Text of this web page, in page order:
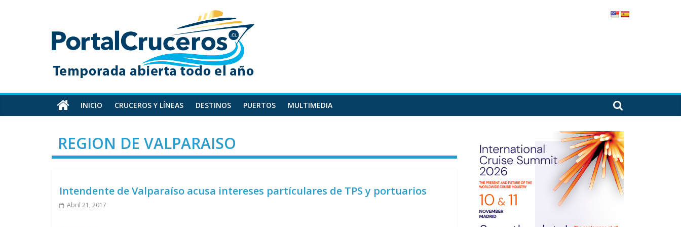
PortalCruceros
Toda
información
cruceros
en
un
sitio
INICIO CRUCEROS Y LÍNEAS DESTINOS PUERTOS MULTIMEDIA
REGION DE VALPARAISO
Intendente de Valparaíso acusa intereses partículares de TPS y portuarios
Abril 21, 2017